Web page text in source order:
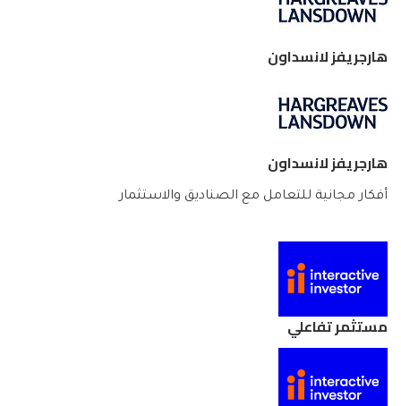
هارجريفز لانسداون
هارجريفز لانسداون
أفكار مجانية للتعامل مع الصناديق والاستثمار
مستثمر تفاعلي